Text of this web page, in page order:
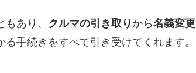
あり、 クルマの引き取り から名義変更
る手続きをすべて引き受けてくれます。